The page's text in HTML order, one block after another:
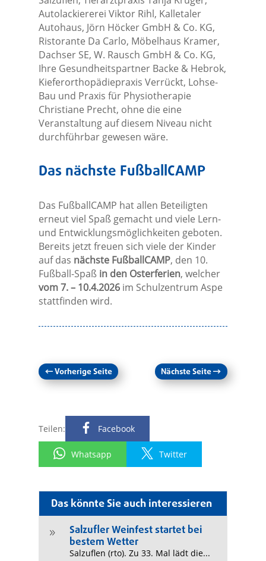
Das könnte Sie auch interessieren
9
Salzufler Weinfest startet bei
bestem Wetter
Salzuflen (rto). Zu 33. Mal lädt die...
Autolackiererei Viktor Rihl, Kalletaler
Autohaus, Jörn Höcker GmbH & Co. KG,
Ristorante Da Carlo, Möbelhaus Kramer,
Dachser SE, W. Rausch GmbH & Co. KG,
Ihre Gesundheitspartner Backe & Hebrok,
Kieferorthopädiepraxis Verrückt, Lohse-
Bau und Praxis für Physiotherapie
Christiane Precht, ohne die eine
Veranstaltung auf diesem Niveau nicht
durchführbar gewesen wäre.
Das nächste FußballCAMP
Das FußballCAMP hat allen Beteiligten
erneut viel Spaß gemacht und viele Lern-
und Entwicklungsmöglichkeiten geboten.
Bereits jetzt freuen sich viele der Kinder
auf das nächste FußballCAMP, den 10.
Fußball-Spaß in den Osterferien, welcher
vom 7. – 10.4.2026im Schulzentrum Aspe
stattfinden wird.
←Vorherige Seite Nächste Seite→
Teilen: Facebook
Whatsapp Twitter